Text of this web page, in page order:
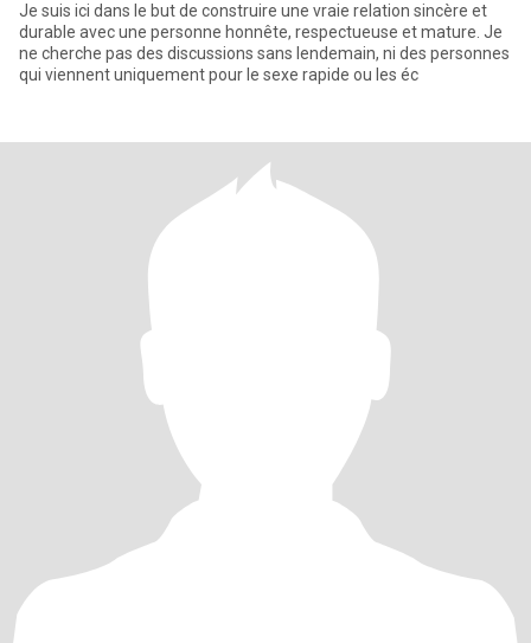
Je suis ici dans le but de construire une vraie relation sincère et
durable avec une personne honnête, respectueuse et mature. Je
ne cherche pas des discussions sans lendemain, ni des personnes
qui viennent uniquement pour le sexe rapide ou les éc